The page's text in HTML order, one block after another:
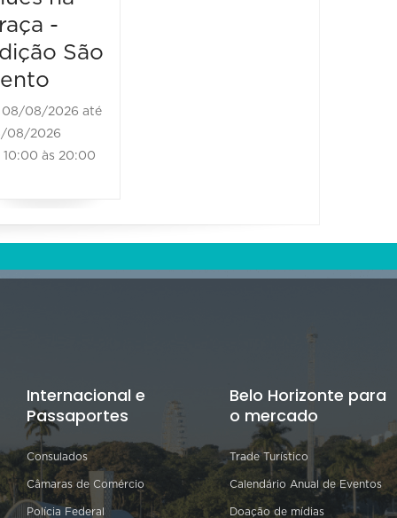
-
São
08/08/2026 até
08/2026
às 20:00
Internacional e
Passaportes
Consulados
Câmaras de Comércio
Polícia Federal
Belo Horizonte para
o mercado
Trade Turístico
Calendário Anual de Eventos
Doação de mídias